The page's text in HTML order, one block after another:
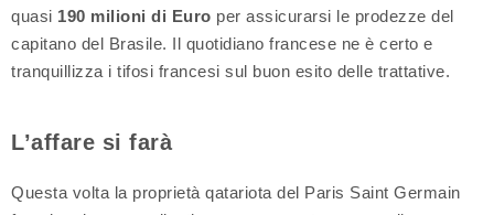
quasi 190 milioni di Euro per assicurarsi le prodezze del
capitano del Brasile. Il quotidiano francese ne è certo e
tranquillizza i tifosi francesi sul buon esito delle trattative.
L’affare si farà
Questa volta la proprietà qatariota del Paris Saint Germain